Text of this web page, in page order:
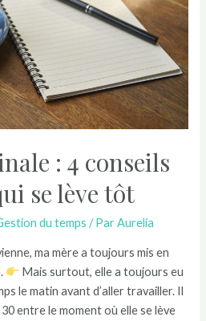
: 4 conseils
se lève tôt
du temps / ParAurelia
ma mère a toujours mis en
Mais surtout, elle a toujours eu
le matin avant d’aller travailler. Il
entre le moment où elle se lève